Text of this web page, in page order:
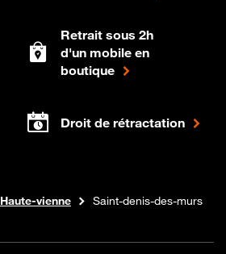
Retrait sous 2h
d'un mobile en
boutique
Droit de rétractation
Haute-vienne Saint-denis-des-murs